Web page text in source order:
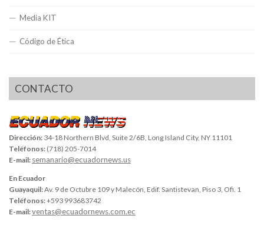
Media KIT
Código de Ética
CONTACTO
Dirección: 34-18 Northern Blvd, Suite 2/6B, Long Island City, NY 11101
Teléfonos: (718) 205-7014
E-mail: semanario@ecuadornews.us
En Ecuador
Guayaquil:Av. 9 de Octubre 109 y Malecón, Edif. Santistevan, Piso 3, Ofi. 1
Teléfonos:+593 993683742
E-mail:ventas@ecuadornews.com.ec